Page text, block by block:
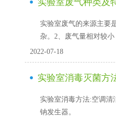
实验室废气种类及
实验室废气的来源主要是
杂。2、废气量相对较
2022-07-18
实验室消毒灭菌方
实验室消毒方法:空调清洁
钠发生器。